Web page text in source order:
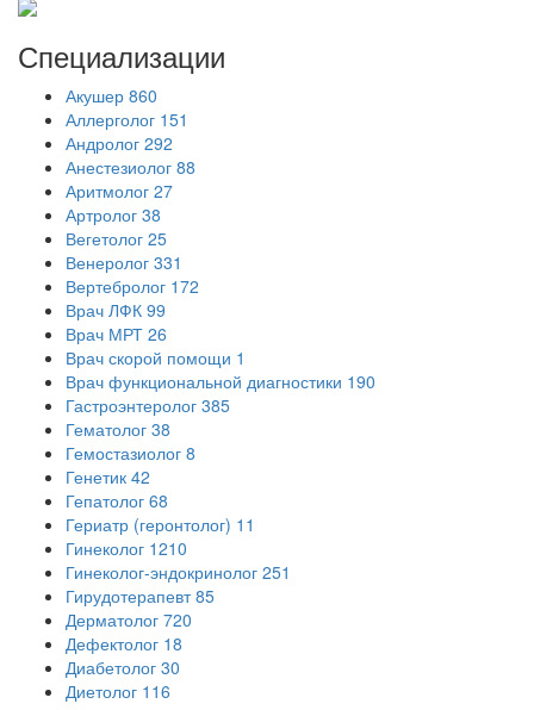
Специализации
Акушер 860
Аллерголог 151
Андролог 292
Анестезиолог 88
Аритмолог 27
Артролог 38
Вегетолог 25
Венеролог 331
Вертебролог 172
Врач ЛФК 99
Врач МРТ 26
Врач скорой помощи 1
Врач функциональной диагностики 190
Гастроэнтеролог 385
Гематолог 38
Гемостазиолог 8
Генетик 42
Гепатолог 68
Гериатр (геронтолог) 11
Гинеколог 1210
Гинеколог-эндокринолог 251
Гирудотерапевт 85
Дерматолог 720
Дефектолог 18
Диабетолог 30
Диетолог 116